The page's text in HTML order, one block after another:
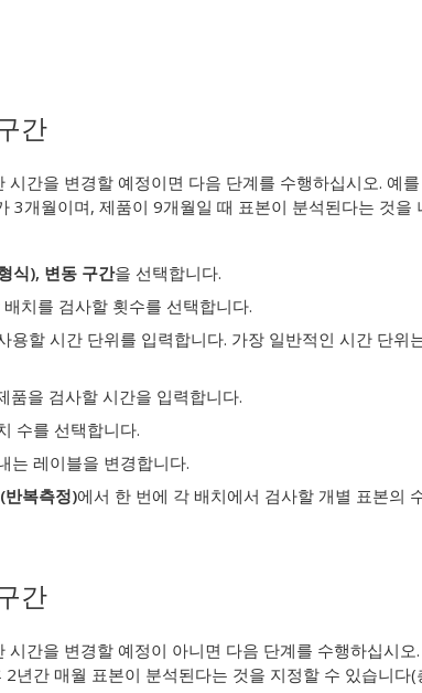
간
간을 변경할 예정이면 다음 단계를 수행하십시오. 예
3개월이며, 제품이 9개월일 때 표본이 분석된다는 것을
식), 변동 구간을 선택합니다.
치를 검사할 횟수를 선택합니다.
용할 시간 단위를 입력합니다. 가장 일반적인 시간 단위
품을 검사할 시간을 입력합니다.
수를 선택합니다.
는 레이블을 변경합니다.
반복측정)에서 한 번에 각 배치에서 검사할 개별 표본의
간
간을 변경할 예정이 아니면 다음 단계를 수행하십시오
년간 매월 표본이 분석된다는 것을 지정할 수 있습니다(